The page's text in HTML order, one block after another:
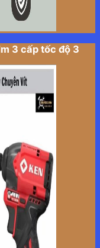
3 cấp tốc độ 3